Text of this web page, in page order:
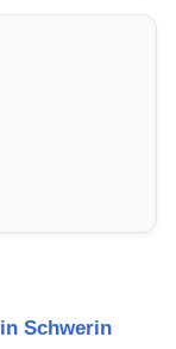
Schwerin